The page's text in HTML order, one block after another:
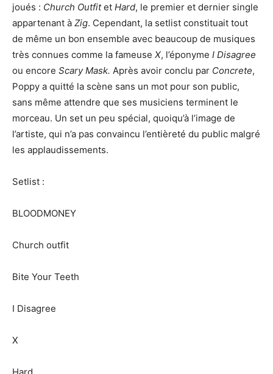
joués : Church Outfitet Hard, le premier et dernier single
appartenant à Zig. Cependant, la setlist constituait tout
de même un bon ensemble avec beaucoup de musiques
très connues comme la fameuse X, l’éponyme I Disagree
ou encore Scary Mask. Après avoir conclu par Concrete,
Poppy a quitté la scène sans un mot pour son public,
sans même attendre que ses musiciens terminent le
morceau. Un set un peu spécial, quoiqu’à l’image de
l’artiste, qui n’a pas convaincu l’entièreté du public malgré
les applaudissements.
Setlist :
BLOODMONEY
Church outfit
Bite Your Teeth
I Disagree
X